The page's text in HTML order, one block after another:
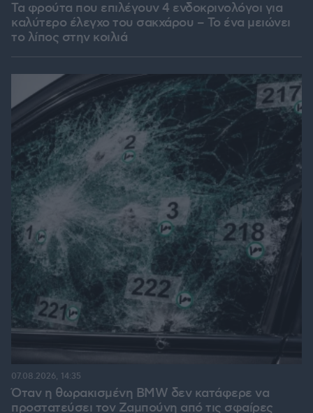
Τα φρούτα που επιλέγουν 4 ενδοκρινολόγοι για
καλύτερο έλεγχο του σακχάρου – Το ένα μειώνει
το λίπος στην κοιλιά
Όταν η θωρακισμένη BMW δεν κατάφερε να
προστατεύσει τον Ζαμπούνη από τις σφαίρες
07.08.2026, 14:35